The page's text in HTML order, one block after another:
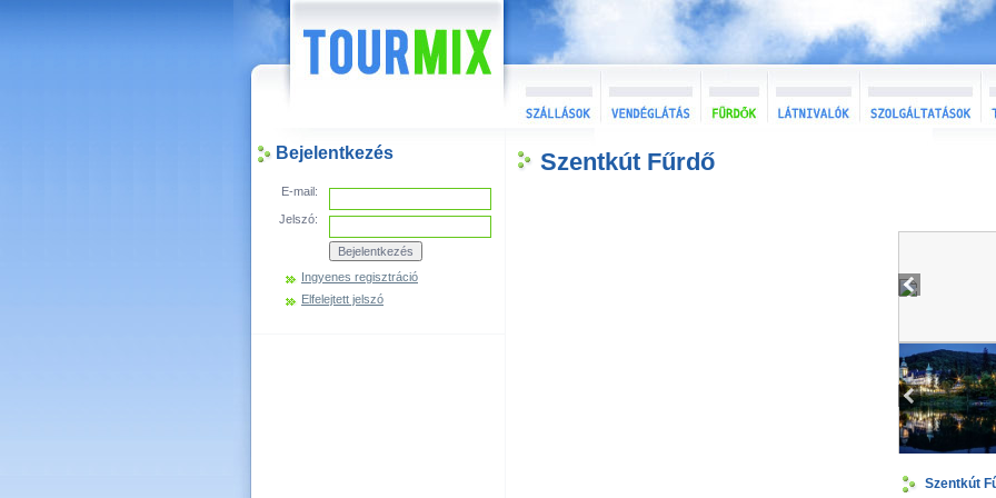
Bejelentkezés
E-mail:
Jelszó:
Ingyenes regisztráció
Elfelejtett jelszó
Szentkút Fűrdő
Szentkút